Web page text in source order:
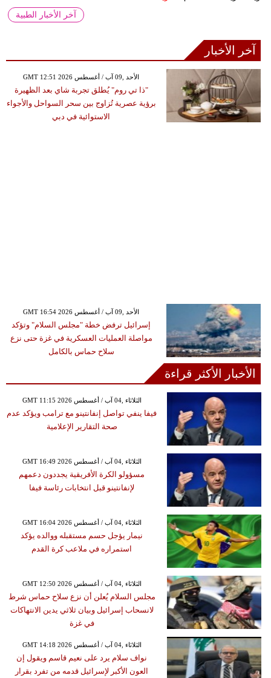
آخر الأخبار الطبية
آخر الأخبار
GMT 12:51 2026 الأحد ,09 آب / أغسطس
"ذا تي روم" يُطلق تجربة شاي بعد الظهيرة
برؤية عصرية تُزاوج بين سحر السواحل والأجواء
الاستوائية في دبي
GMT 16:54 2026 الأحد ,09 آب / أغسطس
إسرائيل ترفض خطة "مجلس السلام" وتؤكد
مواصلة العمليات العسكرية في غزة حتى نزع
سلاح حماس بالكامل
الأخبار الأكثر قراءة
GMT 11:15 2026 الثلاثاء ,04 آب / أغسطس
فيفا ينفي تواصل إنفانتينو مع ترامب ويؤكد عدم
صحة التقارير الإعلامية
GMT 16:49 2026 الثلاثاء ,04 آب / أغسطس
مسؤولو الكرة الأفريقية يجددون دعمهم
لإنفانتينو قبل انتخابات رئاسة فيفا
GMT 16:04 2026 الثلاثاء ,04 آب / أغسطس
نيمار يؤجل حسم مستقبله ووالده يؤكد
استمراره في ملاعب كرة القدم
GMT 12:50 2026 الثلاثاء ,04 آب / أغسطس
مجلس السلام يُعلن أن نزع سلاح حماس شرط
لانسحاب إسرائيل وبيان ثلاثي يدين الانتهاكات
في غزة
GMT 14:18 2026 الثلاثاء ,04 آب / أغسطس
نواف سلام يرد على نعيم قاسم ويقول إن
العون الأكبر لإسرائيل قدمه من تفرد بقرار